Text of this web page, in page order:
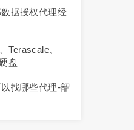
据授权代理经
Terascale、
盘
找哪些代理-韶